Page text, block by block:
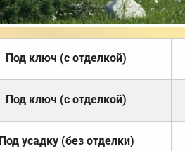
Под ключ (с отделкой)
Под ключ (с отделкой)
Под усадку (без отделки)